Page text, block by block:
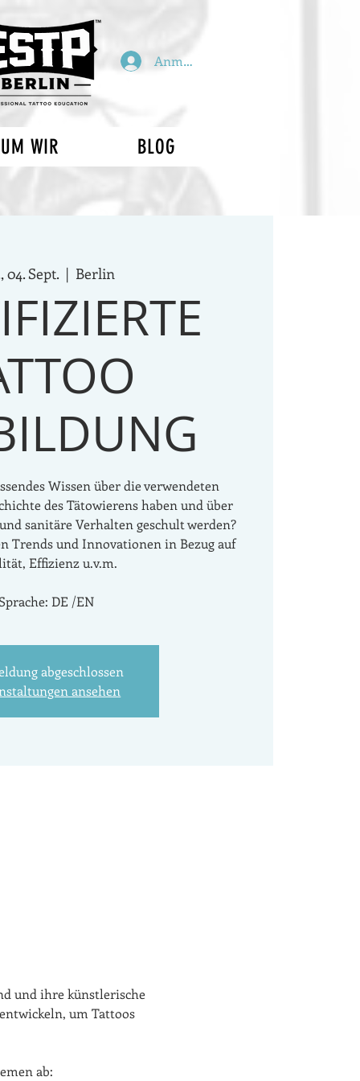
Anmelden
WIR BLOG
04. Sept.
  |
Berlin
Wissen über die verwendeten
des Tätowierens haben und über
sanitäre Verhalten geschult werden?
Trends und Innovationen in Bezug auf
Effizienz u.v.m.
DE /EN
abgeschlossen
ansehen
und ihre künstlerische
um Tattoos
ab: